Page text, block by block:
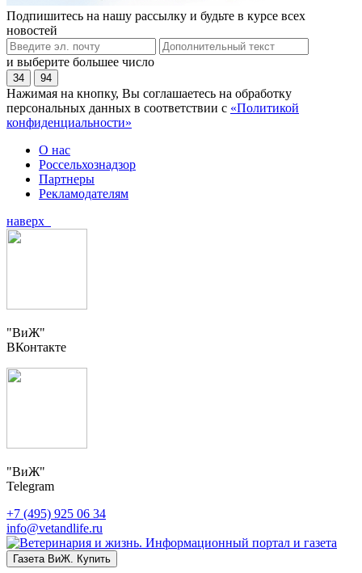
Подпишитесь на нашу рассылку и будьте в курсе всех
новостей
и выберите большее число
34 94
Нажимая на кнопку, Вы соглашаетесь на обработку
персональных данных в соответствии с «Политикой
конфиденциальности»
О нас
Россельхознадзор
Партнеры
Рекламодателям
наверх
"ВиЖ"
ВКонтакте
"ВиЖ"
Telegram
+7 (495) 925 06 34
info@vetandlife.ru
Газета ВиЖ. Купить